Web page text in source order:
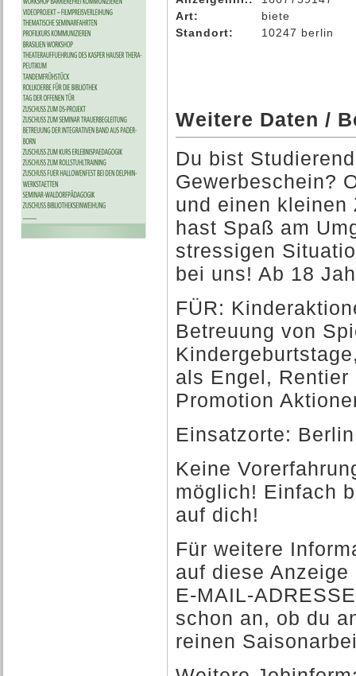
Art:
biete
Standort:
10247 berlin
Weitere Daten /
Du bist
Gewerbeschein?
und einen kleinen
hast Spaß am
stressigen
bei uns! Ab 18
FÜR:
Betreuung von
als Engel,
Promotion
Einsatzorte:
Keine
möglich! Einfach
auf dich!
Für weitere
auf diese Anzeige
E-MAIL-
schon an, ob du
reinen